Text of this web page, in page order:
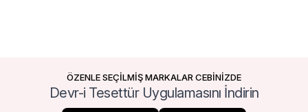
ÖZENLE SEÇİLMİŞ MARKALAR CEBİNİZDE
Devr-i Tesettür Uygulamasını İndirin